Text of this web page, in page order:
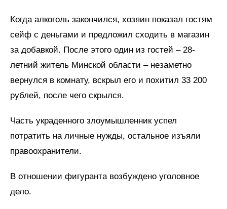
Когда алкоголь закончился, хозяин показал гостям
сейф с деньгами и предложил сходить в магазин
за добавкой. После этого один из гостей – 28-
летний житель Минской области – незаметно
вернулся в комнату, вскрыл его и похитил 33 200
рублей, после чего скрылся.
Часть украденного злоумышленник успел
потратить на личные нужды, остальное изъяли
правоохранители.
В отношении фигуранта возбуждено уголовное
дело.